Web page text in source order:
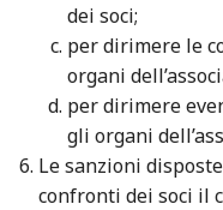
dei soci;
per dirimere le
organi
per dirimere
gli organi
Le sanzioni
confronti dei soci il